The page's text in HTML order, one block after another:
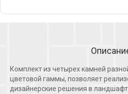
Комплект из четырех камней
цветовой гаммы, позволяет
дизайнерские решения в